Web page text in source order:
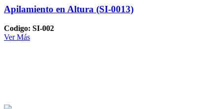
Apilamiento en Altura (SI-0013)
Codigo: SI-002
Ver Más